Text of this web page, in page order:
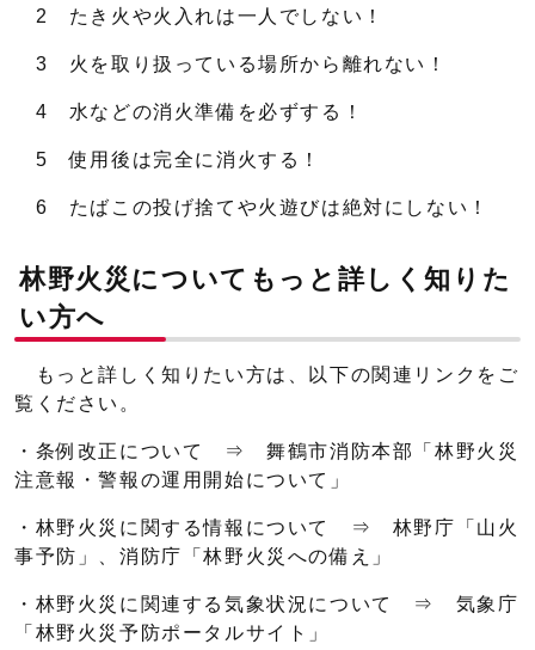
2 たき火や火入れは一人でしない！
3 火を取り扱っている場所から離れない！
4 水などの消火準備を必ずする！
5 使用後は完全に消火する！
6 たばこの投げ捨てや火遊びは絶対にしない！
林野火災についてもっと詳しく知りた
い方へ
もっと詳しく知りたい方は、以下の関連リンクをご
覧ください。
・条例改正について ⇒ 舞鶴市消防本部「林野火災
注意報・警報の運用開始について」
・林野火災に関する情報について ⇒ 林野庁「山火
事予防」、消防庁「林野火災への備え」
・林野火災に関連する気象状況について ⇒ 気象庁
「林野火災予防ポータルサイト」